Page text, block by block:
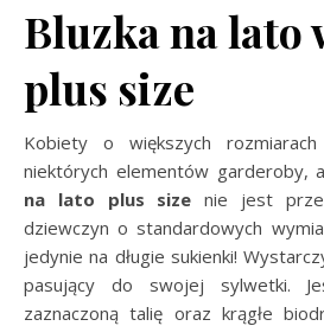
Bluzka na lato
plus size
Kobiety o większych
niektórych elementów garderoby,
na lato plus size nie jest
dziewczyn o standardowych
jedynie na długie sukienki!
pasujący do swojej sylwetki.
zaznaczoną talię oraz krągłe